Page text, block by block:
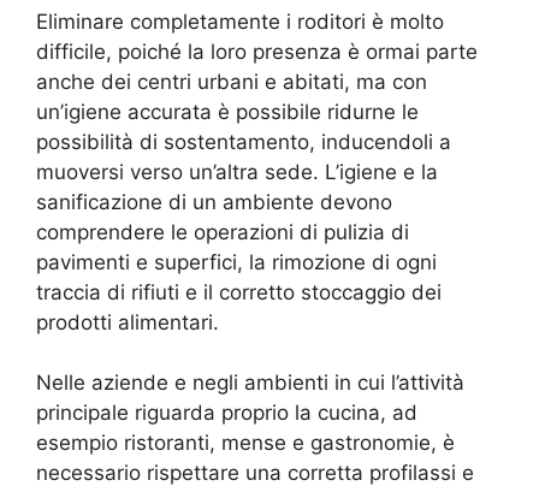
Eliminare completamente i roditori è molto
difficile, poiché la loro presenza è ormai parte
anche dei centri urbani e abitati, ma con
un’igiene accurata è possibile ridurne le
possibilità di sostentamento, inducendoli a
muoversi verso un’altra sede. L’igiene e la
sanificazione di un ambiente devono
comprendere le operazioni di pulizia di
pavimenti e superfici, la rimozione di ogni
traccia di rifiuti e il corretto stoccaggio dei
prodotti alimentari.
Nelle aziende e negli ambienti in cui l’attività
principale riguarda proprio la cucina, ad
esempio ristoranti, mense e gastronomie, è
necessario rispettare una corretta profilassi e